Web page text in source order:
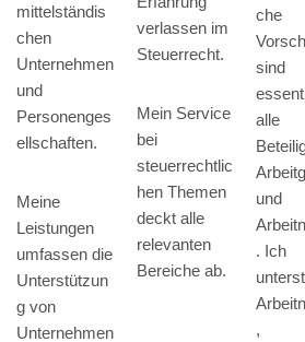
mittelständis
chen
Unternehmen
und
Personenges
ellschaften.
Meine
Leistungen
umfassen die
Unterstützun
g von
Unternehmen
verlassen im
Steuerrecht.
Mein Service
bei
steuerrechtlic
hen Themen
deckt alle
relevanten
Bereiche ab.
che
sind
alle
und
. Ich
,